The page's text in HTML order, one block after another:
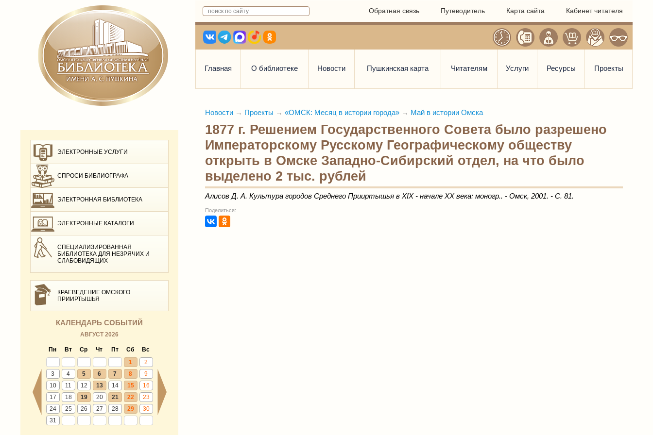
Обратная связь Путеводитель Карта сайта Кабинет читателя
Главная О библиотеке Новости Пушкинская карта Читателям Услуги Ресурсы Проекты
ЭЛЕКТРОННЫЕ УСЛУГИ
СПРОСИ БИБЛИОГРАФА
ЭЛЕКТРОННАЯ БИБЛИОТЕКА
ЭЛЕКТРОННЫЕ КАТАЛОГИ
СПЕЦИАЛИЗИРОВАННАЯ
БИБЛИОТЕКА ДЛЯ НЕЗРЯЧИХ И
СЛАБОВИДЯЩИХ
КРАЕВЕДЕНИЕ ОМСКОГО
ПРИИРТЫШЬЯ
КАЛЕНДАРЬ СОБЫТИЙ
АВГУСТ 2026
Пн Вт Ср Чт Пт Сб
Вс
1
2
3
4 5 6 7 8
9
10
11 12 13 14 15
16
17
18 19 20 21 22
23
24
25 26 27 28 29
30
31
Новости → Проекты → «ОМСК: Месяц в истории города» → Май в истории Омска
1877 г. Решением Государственного Совета было разрешено
Императорскому Русскому Географическому обществу
открыть в Омске Западно-Сибирский отдел, на что было
выделено 2 тыс. рублей
Алисов Д. А. Культура городов Среднего Прииртышья в XIX - начале XX века: моногр.. - Омск, 2001. - С. 81.
Поделиться: